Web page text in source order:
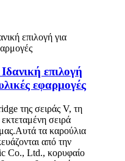
επιλογή
εφαρμογές
της σειράς V, τη
σειρά
τα καρούλια
από την
Co., Ltd., κορυφαίο